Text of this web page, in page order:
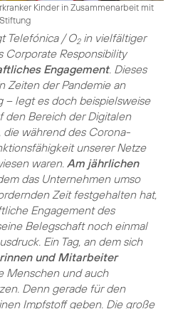
Kinder in Zusammenarbeit mit
Telefónica / O2in vielfältiger
Corporate Responsibility
Engagement. Dieses
Zeiten der Pandemie an
– legt es doch beispielsweise
den Bereich der Digitalen
die während des Corona-
unserer Netze
waren. Am jährlichen
das Unternehmen umso
Zeit festgehalten hat,
Engagement des
Belegschaft noch einmal
Ein Tag, an dem sich
und Mitarbeiter
Menschen und auch
Denn gerade für den
Impfstoff geben. Die große